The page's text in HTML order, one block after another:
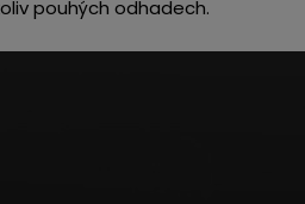
pouhých odhadech.